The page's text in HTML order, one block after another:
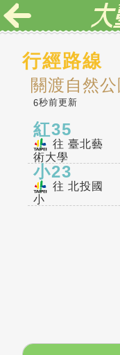
行經路線
關渡自然
6秒前更新
紅35
往 臺北藝
術大學
小23
往 北投國
小